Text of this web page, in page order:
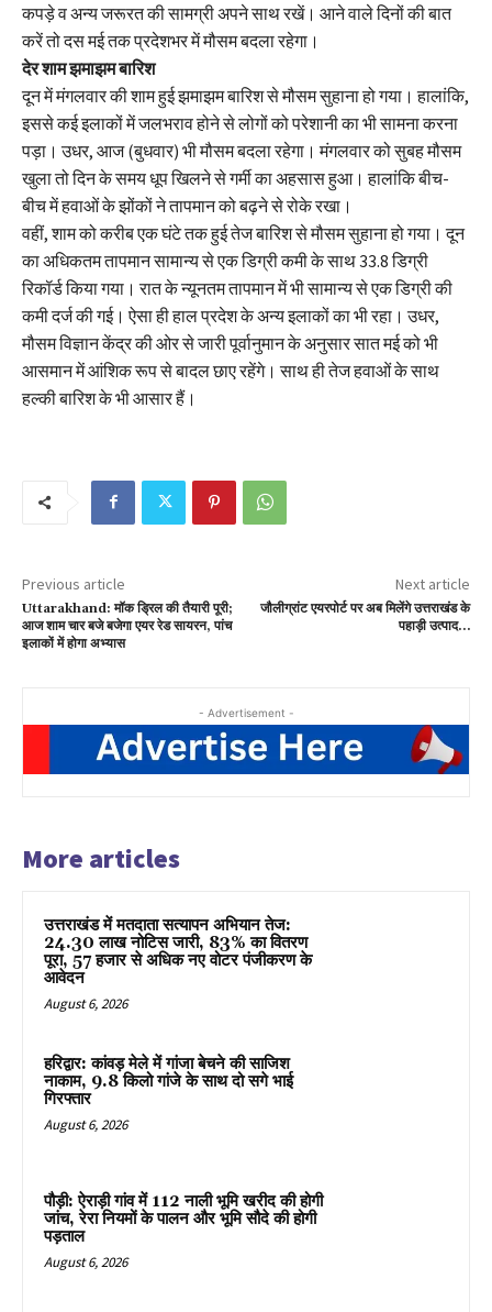
कपड़े व अन्य जरूरत की सामग्री अपने साथ रखें। आने वाले दिनों की बात
करें तो दस मई तक प्रदेशभर में मौसम बदला रहेगा।
देर शाम झमाझम बारिश
दून में मंगलवार की शाम हुई झमाझम बारिश से मौसम सुहाना हो गया। हालांकि,
इससे कई इलाकों में जलभराव होने से लोगों को परेशानी का भी सामना करना
पड़ा। उधर, आज (बुधवार) भी मौसम बदला रहेगा। मंगलवार को सुबह मौसम
खुला तो दिन के समय धूप खिलने से गर्मी का अहसास हुआ। हालांकि बीच-
बीच में हवाओं के झोंकों ने तापमान को बढ़ने से रोके रखा।
वहीं, शाम को करीब एक घंटे तक हुई तेज बारिश से मौसम सुहाना हो गया। दून
का अधिकतम तापमान सामान्य से एक डिग्री कमी के साथ 33.8 डिग्री
रिकॉर्ड किया गया। रात के न्यूनतम तापमान में भी सामान्य से एक डिग्री की
कमी दर्ज की गई। ऐसा ही हाल प्रदेश के अन्य इलाकों का भी रहा। उधर,
मौसम विज्ञान केंद्र की ओर से जारी पूर्वानुमान के अनुसार सात मई को भी
आसमान में आंशिक रूप से बादल छाए रहेंगे। साथ ही तेज हवाओं के साथ
हल्की बारिश के भी आसार हैं।
Previous article
Uttarakhand: मॉक ड्रिल की तैयारी पूरी;
आज शाम चार बजे बजेगा एयर रेड सायरन, पांच
इलाकों में होगा अभ्यास
Next article
जौलीग्रांट एयरपोर्ट पर अब मिलेंगे उत्तराखंड के
पहाड़ी उत्पाद…
- Advertisement -
More articles
उत्तराखंड में मतदाता सत्यापन अभियान तेज:
24.30 लाख नोटिस जारी, 83% का वितरण
पूरा, 57 हजार से अधिक नए वोटर पंजीकरण के
आवेदन
August 6, 2026
हरिद्वार: कांवड़ मेले में गांजा बेचने की साजिश
नाकाम, 9.8 किलो गांजे के साथ दो सगे भाई
गिरफ्तार
August 6, 2026
पौड़ी: ऐराड़ी गांव में 112 नाली भूमि खरीद की होगी
जांच, रेरा नियमों के पालन और भूमि सौदे की होगी
पड़ताल
August 6, 2026